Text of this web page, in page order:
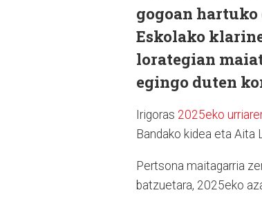
gogoan
Eskolako
lorategian
egingo duten
Irigoras 2025eko
Bandako kidea eta Aita
Pertsona maitagarria
batzuetara, 2025eko